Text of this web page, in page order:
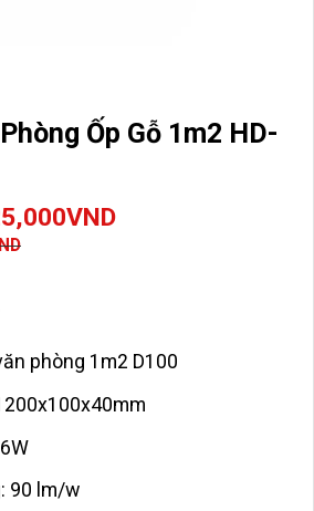
Ốp Gỗ 1m2 HD-
VND
phòng 1m2 D100
90 lm/w